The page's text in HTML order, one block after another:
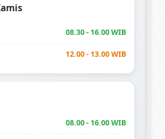
08.30 - 16.00 WIB
12.00 - 13.00 WIB
08.00 - 16.00 WIB